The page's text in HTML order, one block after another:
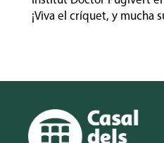
¡Viva el críquet, y mucha